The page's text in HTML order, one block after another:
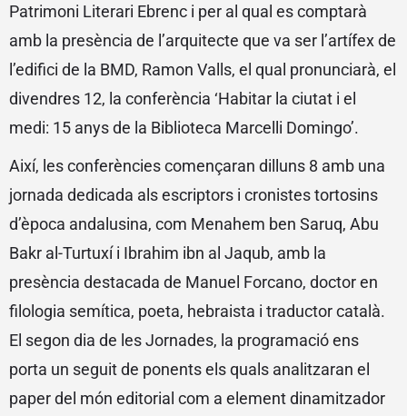
Patrimoni Literari Ebrenc i per al qual es comptarà
amb la presència de l’arquitecte que va ser l’artífex de
l’edifici de la BMD, Ramon Valls, el qual pronunciarà, el
divendres 12, la conferència ‘Habitar la ciutat i el
medi: 15 anys de la Biblioteca Marcelli Domingo’.
Així, les conferències començaran dilluns 8 amb una
jornada dedicada als escriptors i cronistes tortosins
d’època andalusina, com Menahem ben Saruq, Abu
Bakr al-Turtuxí i Ibrahim ibn al Jaqub, amb la
presència destacada de Manuel Forcano, doctor en
filologia semítica, poeta, hebraista i traductor català.
El segon dia de les Jornades, la programació ens
porta un seguit de ponents els quals analitzaran el
paper del món editorial com a element dinamitzador